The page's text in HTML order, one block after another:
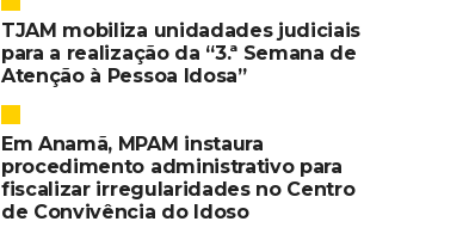
TJAM mobiliza unidadades judiciais
para a realização da “3.ª Semana de
Atenção à Pessoa Idosa”
Em Anamã, MPAM instaura
procedimento administrativo para
fiscalizar irregularidades no Centro
de Convivência do Idoso